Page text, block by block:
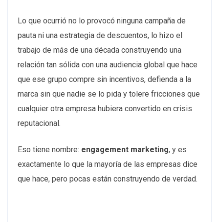
Lo que ocurrió no lo provocó ninguna campaña de
pauta ni una estrategia de descuentos, lo hizo el
trabajo de más de una década construyendo una
relación tan sólida con una audiencia global que hace
que ese grupo compre sin incentivos, defienda a la
marca sin que nadie se lo pida y tolere fricciones que
cualquier otra empresa hubiera convertido en crisis
reputacional.
Eso tiene nombre: engagement marketing, y es
exactamente lo que la mayoría de las empresas dice
que hace, pero pocas están construyendo de verdad.